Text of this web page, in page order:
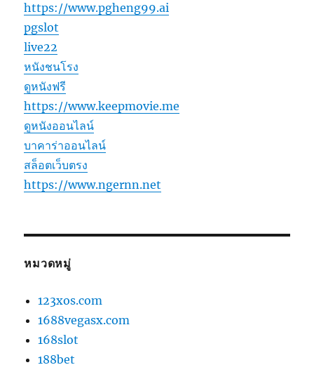
https://www.pgheng99.ai
pgslot
live22
หนังชนโรง
ดูหนังฟรี
https://www.keepmovie.me
ดูหนังออนไลน์
บาคาร่าออนไลน์
สล็อตเว็บตรง
https://www.ngernn.net
หมวดหมู่
123xos.com
1688vegasx.com
168slot
188bet